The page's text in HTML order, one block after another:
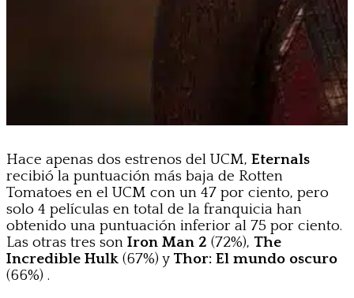
Hace apenas dos estrenos del UCM, Eternals
recibió la puntuación más baja de Rotten
Tomatoes en el UCM con un 47 por ciento, pero
solo 4 películas en total de la franquicia han
obtenido una puntuación inferior al 75 por ciento.
Las otras tres son Iron Man 2 (72%), The
Incredible Hulk (67%) y Thor: El mundo oscuro
(66%) .